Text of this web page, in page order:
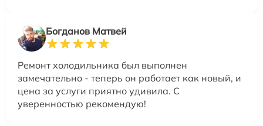
Богданов Матвей
Ремонт холодильника был выполнен
замечательно - теперь он работает как новый, и
цена за услуги приятно удивила. С
уверенностью рекомендую!